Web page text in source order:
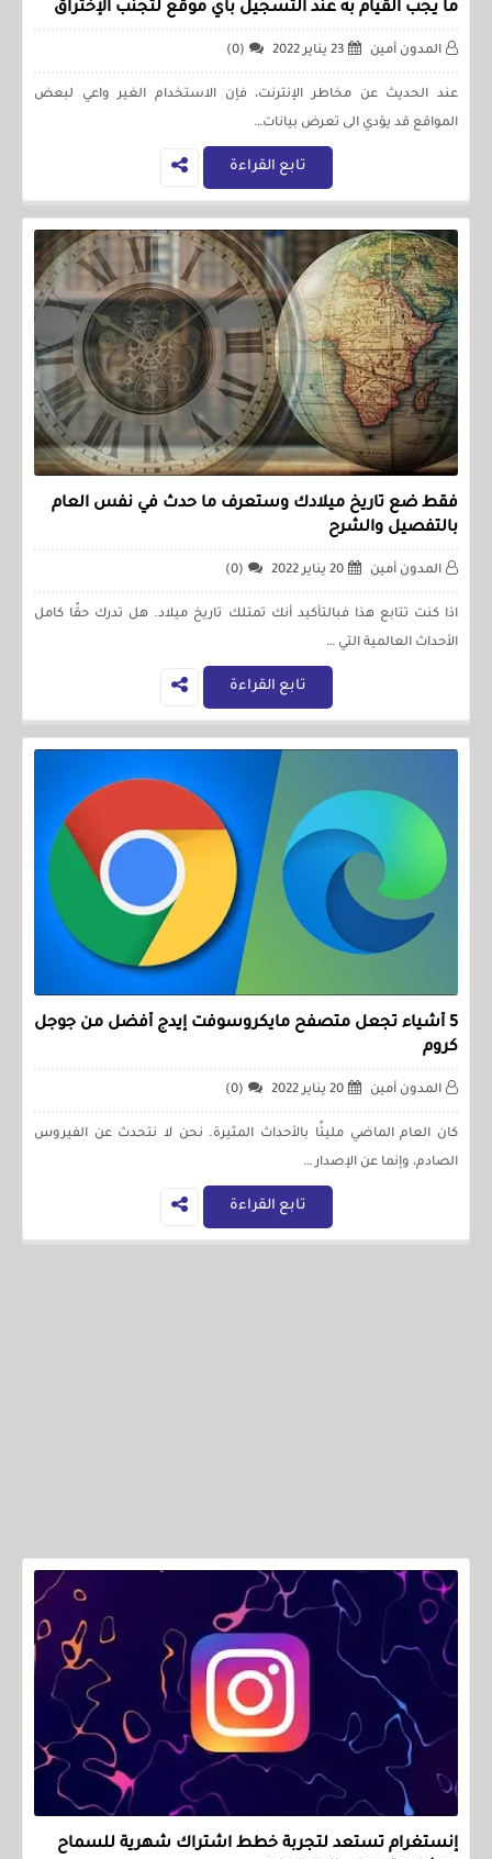
ما يجب القيام به عند التسجيل بأي موقع لتجنب الإختراق
المدون أمين 23 يناير 2022 (0)
عند الحديث عن مخاطر الإنترنت، فإن الاستخدام الغير واعي لبعض
المواقع قد يؤدي الى تعرض بيانات…
تابع القراءة
فقط ضع تاريخ ميلادك وستعرف ما حدث في نفس العام
بالتفصيل والشرح
المدون أمين 20 يناير 2022 (0)
اذا كنت تتابع هذا فبالتأكيد أنك تمتلك تاريخ ميلاد. هل تدرك حقًا كامل
الأحداث العالمية التي …
تابع القراءة
5 أشياء تجعل متصفح مايكروسوفت إيدج أفضل من جوجل
كروم
المدون أمين 20 يناير 2022 (0)
كان العام الماضي مليئًا بالأحداث المثيرة. نحن لا نتحدث عن الفيروس
الصادم، وإنما عن الإصدار …
تابع القراءة
إنستغرام تستعد لتجربة خطط اشتراك شهرية للسماح